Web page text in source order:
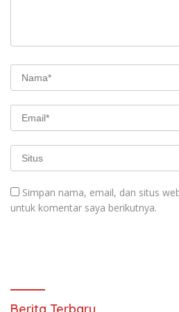
Simpan nama, email, dan situs
untuk komentar saya berikutnya.